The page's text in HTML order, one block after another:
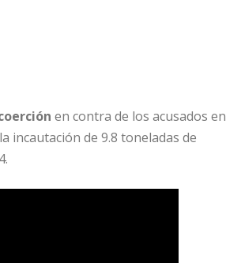
en contra de los acusados en
incautación de 9.8 toneladas de